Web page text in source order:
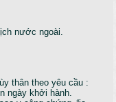
nước ngoài.
thân theo yêu cầu :
ngày khởi hành.